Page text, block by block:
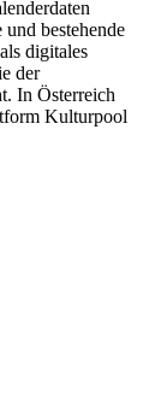
in
so eine Serie
durch
und
erbaut,
Vielfalt der
Im Garten
Dort begegnen
Kind den Weg
bestehende
digitales
der
In Österreich
Kulturpool